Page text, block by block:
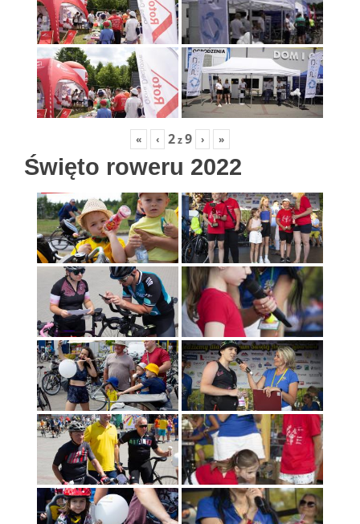
« ‹ 2z9 › »
Święto roweru 2022